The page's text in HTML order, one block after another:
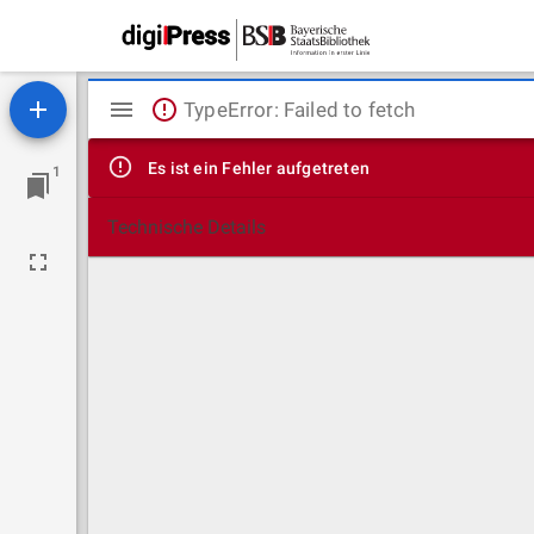
1
Mirador
Viewer
TypeError: Failed to fetch
Es ist ein Fehler aufgetreten
Technische Details